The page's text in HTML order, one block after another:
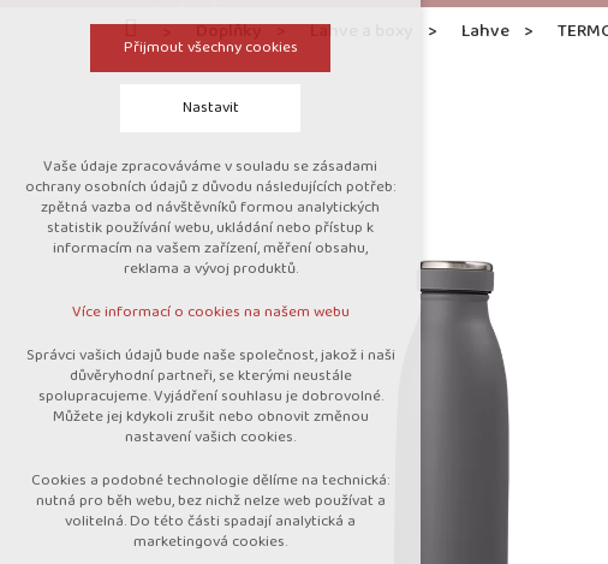
DomůDoplňky Lahve a boxy Lahve
Přijmout všechny cookies
Nastavit
Technická cookies
nutná pro provozování webu
udržení kontextu stránek (session):
případná přihlášení, volby jazyka, apod.
návštěvnosti
marketingová cookies (Google)
Více informací o cookies na našem webu
Přijmout všechny cookies
Odmítnout vše
Vaše údaje zpracováváme v souladu se zásadami
ochrany osobních údajů z důvodu následujících potřeb:
zpětná vazba od návštěvníků formou analytických
statistik používání webu, ukládání nebo přístup k
informacím na vašem zařízení, měření obsahu,
reklama a vývoj produktů.
Více informací o cookies na našem webu
Správci vašich údajů bude naše společnost, jakož i naši
důvěryhodní partneři, se kterými neustále
spolupracujeme. Vyjádření souhlasu je dobrovolné.
Můžete jej kdykoli zrušit nebo obnovit změnou
nastavení vašich cookies.
Cookies a podobné technologie dělíme na technická:
nutná pro běh webu, bez nichž nelze web používat a
volitelná. Do této části spadají analytická a
marketingová cookies.